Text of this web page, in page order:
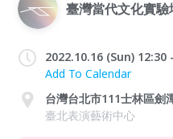
臺灣當代文化實驗
2022.10.16 (Sun)
Add To Calendar
台灣台北市111士林區劍
臺北表演藝術中心